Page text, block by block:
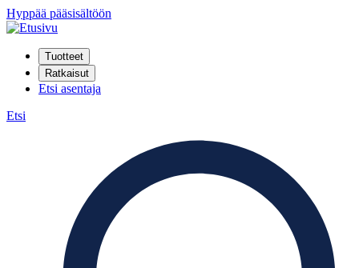
Hyppää pääsisältöön
Tuotteet
Ratkaisut
Etsi asentaja
Etsi